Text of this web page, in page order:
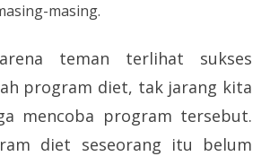
masing.
teman terlihat sukses
program diet, tak jarang kita
mencoba program tersebut.
diet seseorang itu belum